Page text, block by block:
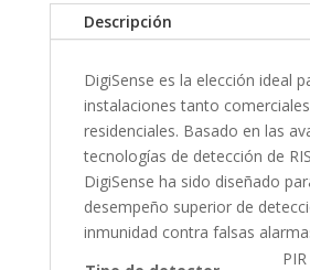
Descripción
DigiSense es la elección ideal
instalaciones tanto
residenciales. Basado en las
tecnologías de detección de
DigiSense ha sido diseñado
desempeño superior de
inmunidad contra falsas